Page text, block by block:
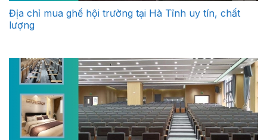
Địa chỉ mua ghế hội trường tại Hà Tĩnh uy tín, chất
lượng